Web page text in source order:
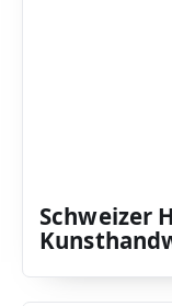
Schweizer